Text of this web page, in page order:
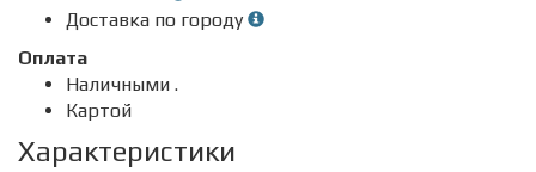
Доставка по городу
Оплата
Наличными .
Картой
Характеристики